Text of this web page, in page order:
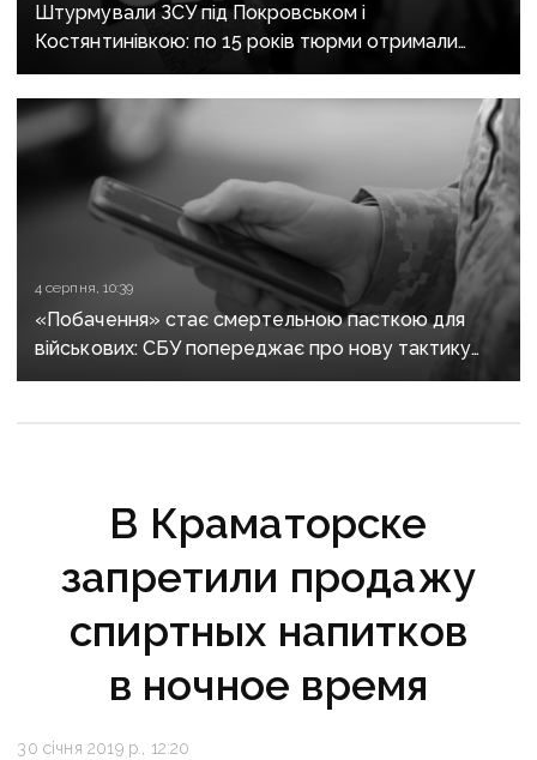
Штурмували ЗСУ під Покровськом і
Костянтинівкою: по 15 років тюрми отримали
десятеро бойовиків, які воювали на боці рф
4 серпня, 10:39
«Побачення» стає смертельною пасткою для
військових: СБУ попереджає про нову тактику
спецслужб рф
В Краматорске
запретили продажу
спиртных напитков
в ночное время
30 січня 2019 р., 12:20